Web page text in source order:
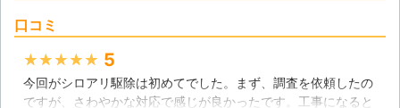
て調査を行います。分かりやすく丁寧
な言葉遣いと説明を心がけています。
口コミ
★★★★★ 5
今回がシロアリ駆除は初めてでした。まず、調査を依頼したの
ですが、さわやかな対応で感じが良かったです。工事になると